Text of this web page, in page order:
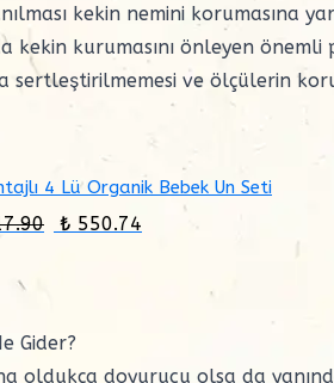
kekin nemini korumasına
kekin kurumasını önleyen
ve ölçülerin
4 Lü Organik Bebek Un Seti
₺ 550.74
Gider?
oldukça doyurucu olsa da